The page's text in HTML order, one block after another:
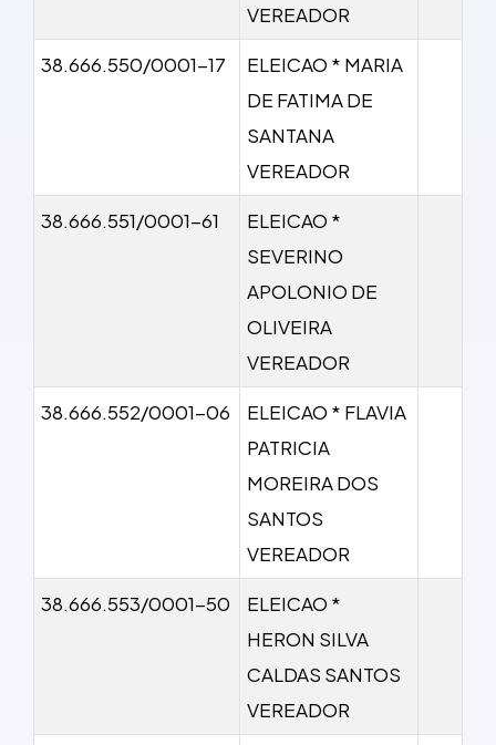
VEREADOR
38.666.550/0001-17
ELEICAO * MARIA
DE FATIMA DE
SANTANA
VEREADOR
38.666.551/0001-61
ELEICAO *
SEVERINO
APOLONIO DE
OLIVEIRA
VEREADOR
38.666.552/0001-06
ELEICAO * FLAVIA
PATRICIA
MOREIRA DOS
SANTOS
VEREADOR
38.666.553/0001-50
ELEICAO *
HERON SILVA
CALDAS SANTOS
VEREADOR